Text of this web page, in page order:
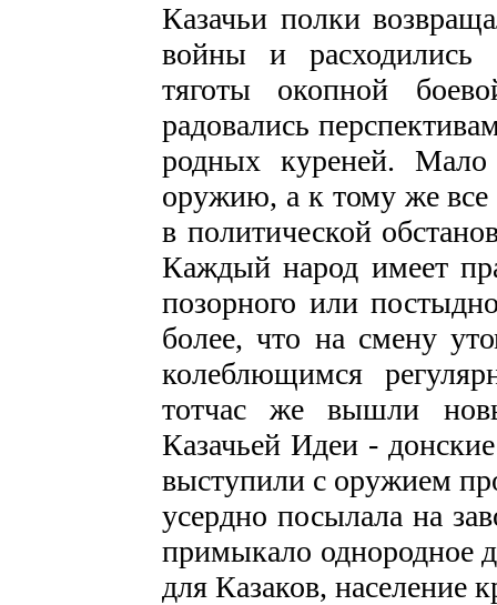
Казачьи полки
войны и расходились
тяготы окопной
радовались
родных куреней.
оружию, а к тому же все
в политической
Каждый народ имеет
позорного или
более, что на смену
колеблющимся
тотчас же вышли
Казачьей Идеи -
выступили с оружием
усердно посылала на
примыкало однородное
для Казаков, население